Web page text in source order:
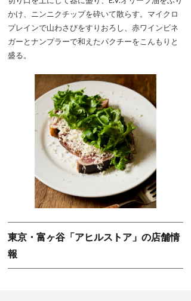
かけ、ニンニクチップを砕いて散らす。マイクロ
プレインで山わさびをすりおろし、赤ワインビネ
ガーとナンプラーで和えたパクチーをこんもりと
盛る。
東京・富ヶ谷「アヒルストア」の店舗情
報